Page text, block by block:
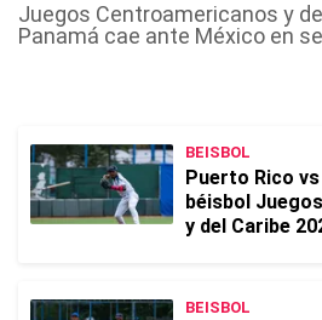
Juegos Centroamericanos y
Panamá cae ante México en
BEISBOL
Puerto Rico vs
béisbol
y del Caribe
BEISBOL